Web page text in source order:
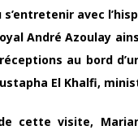
s’entretenir avec
André Azoulay
au bord
El Khalfi,
de cette visite,